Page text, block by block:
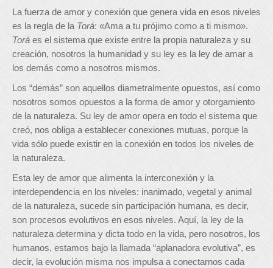
La fuerza de amor y conexión que genera vida en esos niveles
es la regla de la Torá: «Ama a tu prójimo como a ti mismo».
Torá es el sistema que existe entre la propia naturaleza y su
creación, nosotros la humanidad y su ley es la ley de amar a
los demás como a nosotros mismos.
Los “demás” son aquellos diametralmente opuestos, así como
nosotros somos opuestos a la forma de amor y otorgamiento
de la naturaleza. Su ley de amor opera en todo el sistema que
creó, nos obliga a establecer conexiones mutuas, porque la
vida sólo puede existir en la conexión en todos los niveles de
la naturaleza.
Esta ley de amor que alimenta la interconexión y la
interdependencia en los niveles: inanimado, vegetal y animal
de la naturaleza, sucede sin participación humana, es decir,
son procesos evolutivos en esos niveles. Aquí, la ley de la
naturaleza determina y dicta todo en la vida, pero nosotros, los
humanos, estamos bajo la llamada “aplanadora evolutiva”, es
decir, la evolución misma nos impulsa a conectarnos cada